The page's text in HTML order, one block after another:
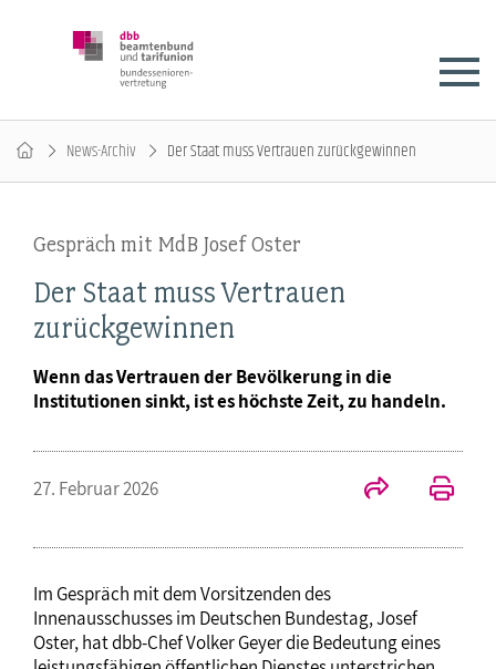
News-Archiv Der Staat muss Vertrauen zurückgewinnen
Gespräch mit MdB Josef Oster
Der Staat muss Vertrauen
zurückgewinnen
Wenn das Vertrauen der Bevölkerung in die
Institutionen sinkt, ist es höchste Zeit, zu handeln.
27. Februar 2026
Im Gespräch mit dem Vorsitzenden des
Innenausschusses im Deutschen Bundestag, Josef
Oster, hat dbb-Chef Volker Geyer die Bedeutung eines